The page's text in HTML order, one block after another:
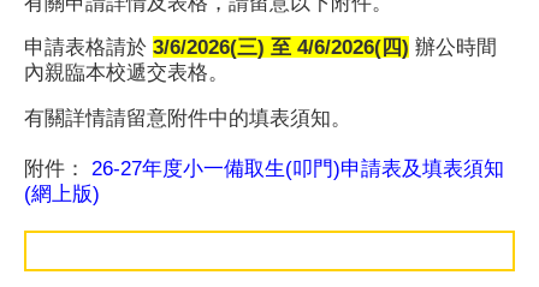
申請表格請於 3/6/2026(三) 至 4/6/2026(四) 辦公時間
內親臨本校遞交表格。
有關詳情請留意附件中的填表須知。
附件： 26-27年度小一備取生(叩門)申請表及填表須知
(網上版)